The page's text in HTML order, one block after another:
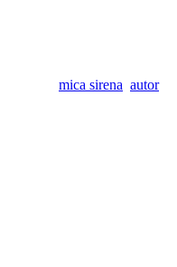
mica sirena autor